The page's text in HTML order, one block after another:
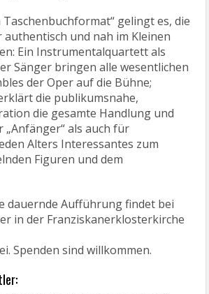
gelingt es, die
und nah im Kleinen
Ein Instrumentalquartett als
Sänger bringen alle wesentlichen
der Oper auf die Bühne;
die publikumsnahe,
die gesamte Handlung und
als auch für
Alters Interessantes zum
Figuren und dem
dauernde Aufführung findet bei
in der Franziskanerklosterkirche
Spenden sind willkommen.